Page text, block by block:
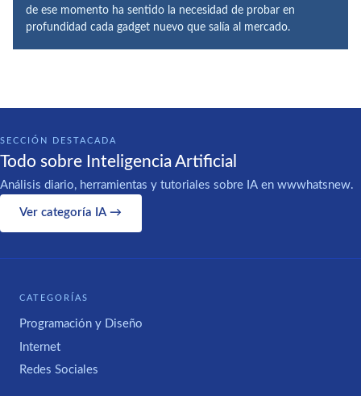
de ese momento ha sentido la necesidad de probar en
profundidad cada gadget nuevo que salía al mercado.
SECCIÓN DESTACADA
Todo sobre Inteligencia Artificial
Análisis diario, herramientas y tutoriales sobre IA en wwwhatsnew.
Ver categoría IA →
CATEGORÍAS
Programación y Diseño
Internet
Redes Sociales